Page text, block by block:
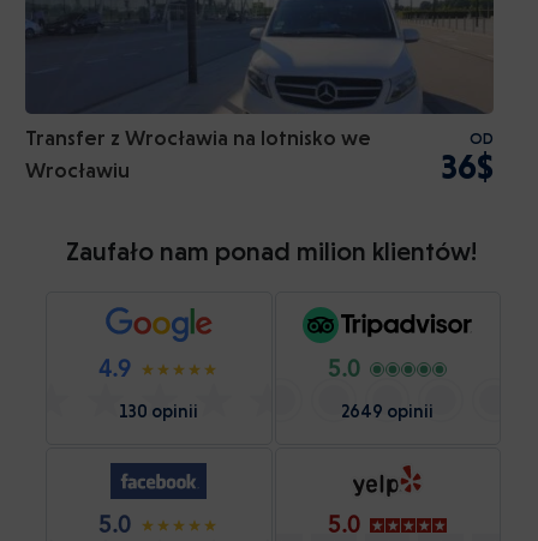
Transfer z Wrocławia na lotnisko we
Wrocławiu
OD
36$
Zaufało nam ponad milion klientów!
4.9
130 opinii
5.0
2649 opinii
5.0 5.0